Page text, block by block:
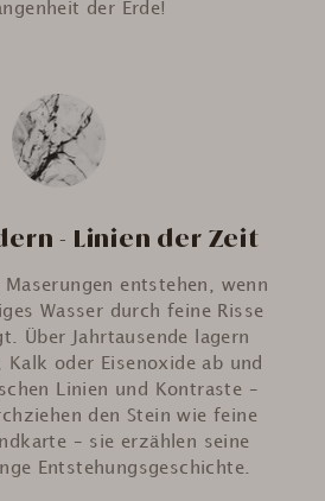
der Erde!
- Linien der Zeit
Maserungen entstehen, wenn
Wasser durch feine Risse
Über Jahrtausende lagern
oder Eisenoxide ab und
Linien und Kontraste –
den Stein wie feine
– sie erzählen seine
Entstehungsgeschichte.